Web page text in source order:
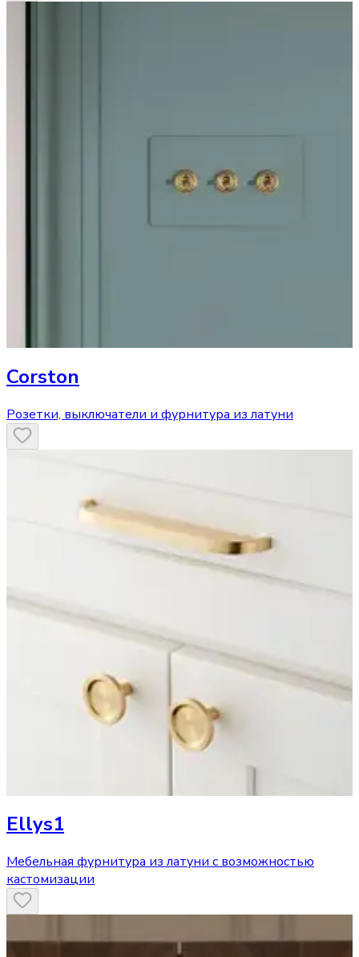
Corston
Розетки, выключатели и фурнитура из латуни
Ellys1
Мебельная фурнитура из латуни с возможностью
кастомизации